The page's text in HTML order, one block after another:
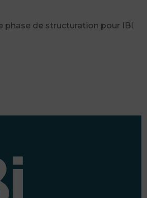
phase de structuration pour IBI